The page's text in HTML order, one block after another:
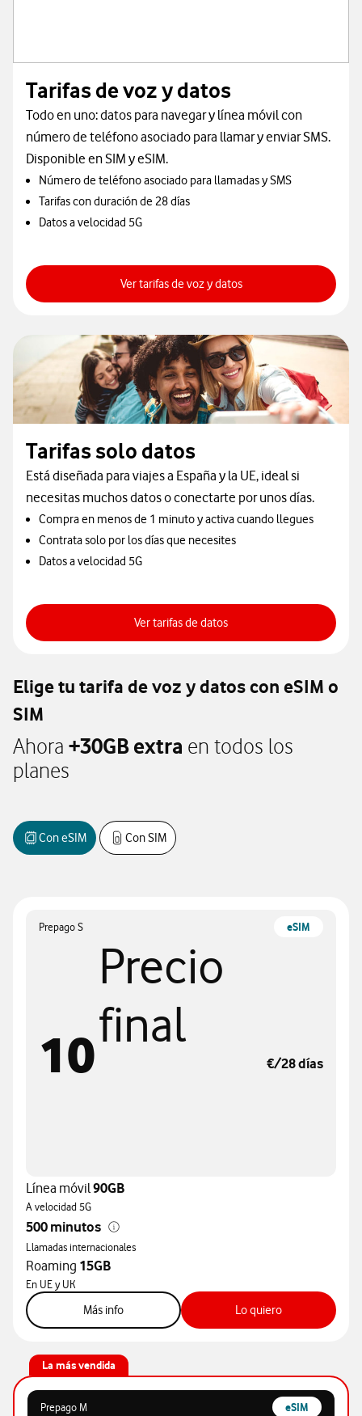
Tarifas de voz y datos
Todo en uno: datos para navegar y línea móvil con
número de teléfono asociado para llamar y enviar SMS.
Disponible en SIM y eSIM.
Número de teléfono asociado para llamadas y SMS
Tarifas con duración de 28 días
Datos a velocidad 5G
Ver tarifas de voz y datosMás info
Tarifas solo datos
Está diseñada para viajes a España y la UE, ideal si
necesitas muchos datos o conectarte por unos días.
Compra en menos de 1 minuto y activa cuando llegues
Contrata solo por los días que necesites
Datos a velocidad 5G
Ver tarifas de datosMás info
Elige tu tarifa de voz y datos con eSIM o
SIM
Ahora +30GB extra en todos los
planes
Con eSIM Con SIM
Prepago S eSIM
10 €/28 días
Precio
final
Línea móvil90GB
A velocidad 5G
500 minutos
Llamadas internacionales
Roaming 15GB
En UE y UK
Más infosobre tarifa S Lo quierosobre tarifa S
La más vendida
Prepago M eSIM